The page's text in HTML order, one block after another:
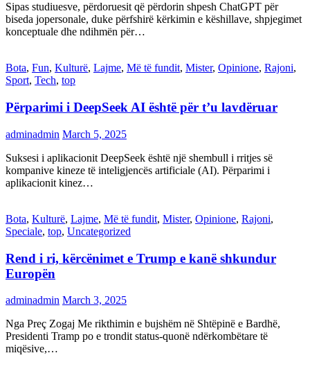
Sipas studiuesve, përdoruesit që përdorin shpesh ChatGPT për
biseda jopersonale, duke përfshirë kërkimin e këshillave, shpjegimet
konceptuale dhe ndihmën për…
Bota, Fun, Kulturë, Lajme, Më të fundit, Mister, Opinione, Rajoni,
Sport, Tech, top
Përparimi i DeepSeek AI është për t’u lavdëruar
adminadmin March 5, 2025
Suksesi i aplikacionit DeepSeek është një shembull i rritjes së
kompanive kineze të inteligjencës artificiale (AI). Përparimi i
aplikacionit kinez…
Bota, Kulturë, Lajme, Më të fundit, Mister, Opinione, Rajoni,
Speciale, top, Uncategorized
Rend i ri, kërcënimet e Trump e kanë shkundur
Europën
adminadmin March 3, 2025
Nga Preç Zogaj Me rikthimin e bujshëm në Shtëpinë e Bardhë,
Presidenti Tramp po e trondit status-quonë ndërkombëtare të
miqësive,…